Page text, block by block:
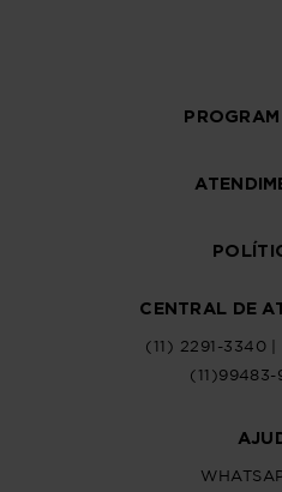
CENTRAL DE
(11) 2291-3340 |
(11)99483-